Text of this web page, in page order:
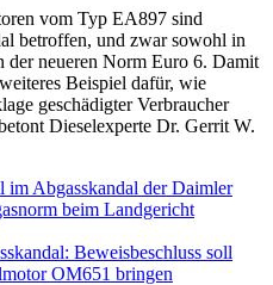
vom Typ EA897 sind
betroffen, und zwar sowohl in
der neueren Norm Euro 6. Damit
Beispiel dafür, wie
geschädigter Verbraucher
Dieselexperte Dr. Gerrit W.
im Abgasskandal der Daimler
beim Landgericht
Beweisbeschluss soll
OM651 bringen